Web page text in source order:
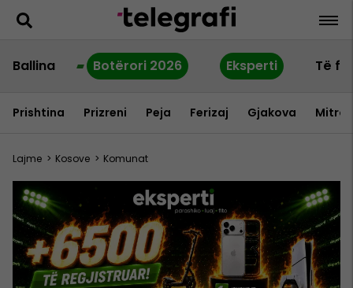
Ballina Botërori 2026 Eksperti Të
Prishtina Prizreni Peja Ferizaj Gjakova
Lajme > Kosove > Komunat